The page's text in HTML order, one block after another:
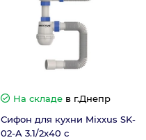
На складе в г.Днепр
Сифон для кухни Mixxus SK-
02-A 3.1/2x40 с